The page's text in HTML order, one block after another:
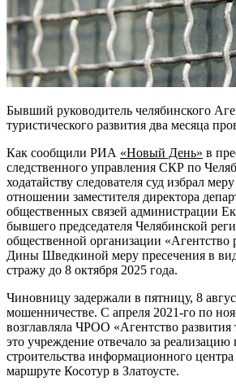
Бывший руководитель челябинского
туристического развития два месяца
Как сообщили РИА «Новый День» в
следственного управления СКР по
ходатайству следователя суд избрал
отношении заместителя директора
общественных связей администрации
бывшего председателя Челябинской
общественной организации «Агентство
Дины Шведкиной меру пресечения в
стражу до 8 октября 2025 года.
Чиновницу задержали в пятницу, 8
мошенничестве. С апреля 2021-го по
возглавляла ЧРОО «Агентство
это учреждение отвечало за реализацию
строительства информационного
маршруте Косотур в Златоусте.